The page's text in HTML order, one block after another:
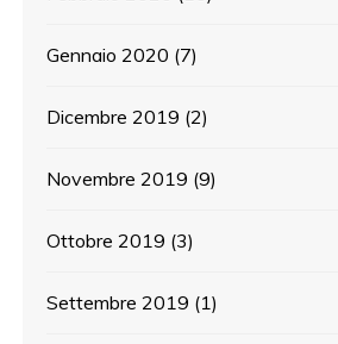
Gennaio 2020 (7)
Dicembre 2019 (2)
Novembre 2019 (9)
Ottobre 2019 (3)
Settembre 2019 (1)